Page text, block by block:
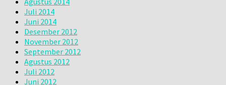
Juli 2014
Juni 2014
Desember 2012
November 2012
September 2012
Agustus 2012
Juli 2012
Juni 2012